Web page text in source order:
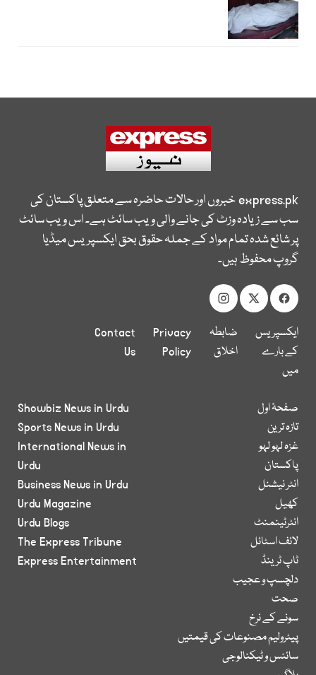
express.pkخبروں اور حالات حاضرہ سے متعلق پاکستان کی
سب سے زیادہ وزٹ کی جانے والی ویب سائٹ ہے۔ اس ویب سائٹ
پر شائع شدہ تمام مواد کے جملہ حقوق بحق ایکسپریس میڈیا
گروپ محفوظ ہیں۔
ایکسپریس
کے بارے
میں
ضابطہ
اخلاق
Privacy
Policy
Contact
Us
صفحۂ اول
تازہ ترین
غزہ لہو لہو
پاکستان
انٹر نیشنل
کھیل
انٹرٹینمنٹ
لائف اسٹائل
ٹاپ ٹرینڈ
دلچسپ و عجیب
صحت
سونے کے نرخ
پیٹرولیم مصنوعات کی قیمتیں
سائنس و ٹیکنالوجی
Showbiz News in Urdu
Sports News in Urdu
International News in
Urdu
Business News in Urdu
Urdu Magazine
Urdu Blogs
The Express Tribune
Express Entertainment